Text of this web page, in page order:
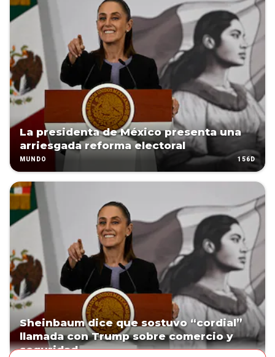
La presidenta de México presenta una
arriesgada reforma electoral
MUNDO 156D
Sheinbaum dice que sostuvo “cordial”
llamada con Trump sobre comercio y
seguridad